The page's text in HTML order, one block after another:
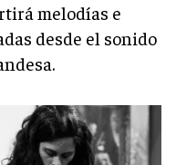
melodías e
desde el sonido